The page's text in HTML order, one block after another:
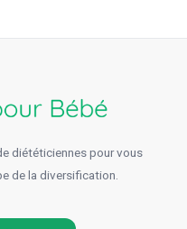
diététiciennes pour vous
de la diversification.